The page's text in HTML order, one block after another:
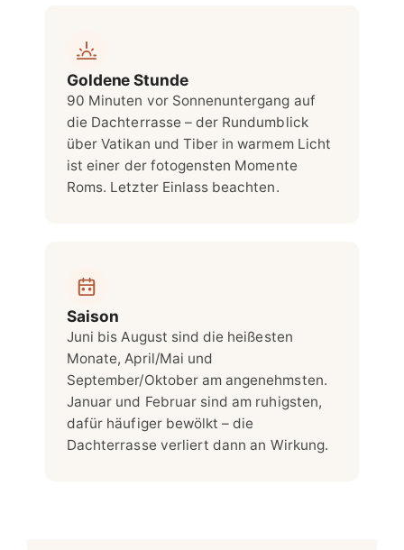
Goldene Stunde
90 Minuten vor Sonnenuntergang auf
die Dachterrasse – der Rundumblick
über Vatikan und Tiber in warmem Licht
ist einer der fotogensten Momente
Roms. Letzter Einlass beachten.
Saison
Juni bis August sind die heißesten
Monate, April/Mai und
September/Oktober am angenehmsten.
Januar und Februar sind am ruhigsten,
dafür häufiger bewölkt – die
Dachterrasse verliert dann an Wirkung.